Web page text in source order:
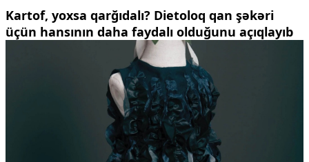
Texnologiya
Mətbuat-150
Kartof, yoxsa qarğıdalı? Dietoloq qan şəkəri
üçün hansının daha faydalı olduğunu açıqlayıb